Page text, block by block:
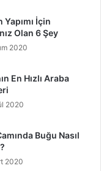
Yapımı İçin
Olan 6 Şey
2020
En Hızlı Araba
2020
Buğu Nasıl
2020